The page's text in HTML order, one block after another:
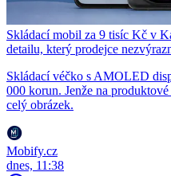
Skládací mobil za 9 tisíc Kč v
detailu, který prodejce
Skládací véčko s AMOLED
000 korun. Jenže na
celý obrázek.
Mobify.cz
dnes, 11:38